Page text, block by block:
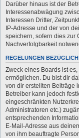
Darüber hinaus ist der
Interessenabwägung
Interessen Dritter,
IP-Adresse und der von
speichern, sofern dies zur
Nachverfolgbarkeit
REGELUNGEN
Zweck eines Boards ist
ermöglichen. Du bist dir
von dir erstellten Beiträge
Betreiber kann jedoch
eingeschränkten
Administratoren etc.)
entsprechenden
E-Mail-Adresse aus
von ihm beauftragte